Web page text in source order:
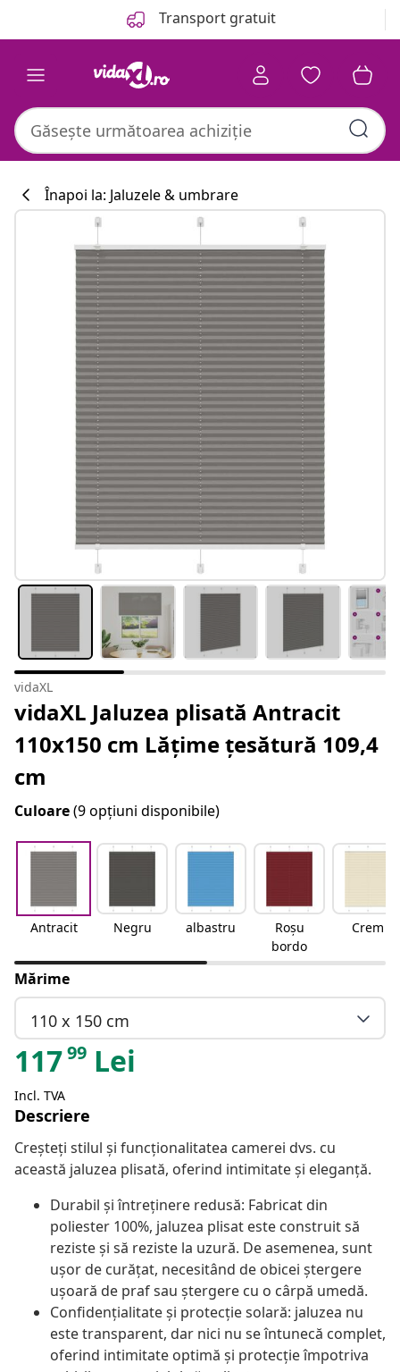
Transport gratuit
Înapoi la: Jaluzele & umbrare
vidaXL
vidaXL Jaluzea plisată Antracit
110x150 cm Lățime țesătură 109,4
cm
Culoare(9 opțiuni disponibile)
Antracit Negru albastru
Roșu
bordo
Crem
Mărime
110 x 150 cm
11799 Lei
Incl. TVA
Descriere
Creșteți stilul și funcționalitatea camerei dvs. cu
această jaluzea plisată, oferind intimitate și eleganță.
Durabil și întreținere redusă: Fabricat din
poliester 100%, jaluzea plisat este construit să
reziste și să reziste la uzură. De asemenea, sunt
ușor de curățat, necesitând de obicei ștergere
ușoară de praf sau ștergere cu o cârpă umedă.
Confidențialitate și protecție solară: jaluzea nu
este transparent, dar nici nu se întunecă complet,
oferind intimitate optimă și protecție împotriva